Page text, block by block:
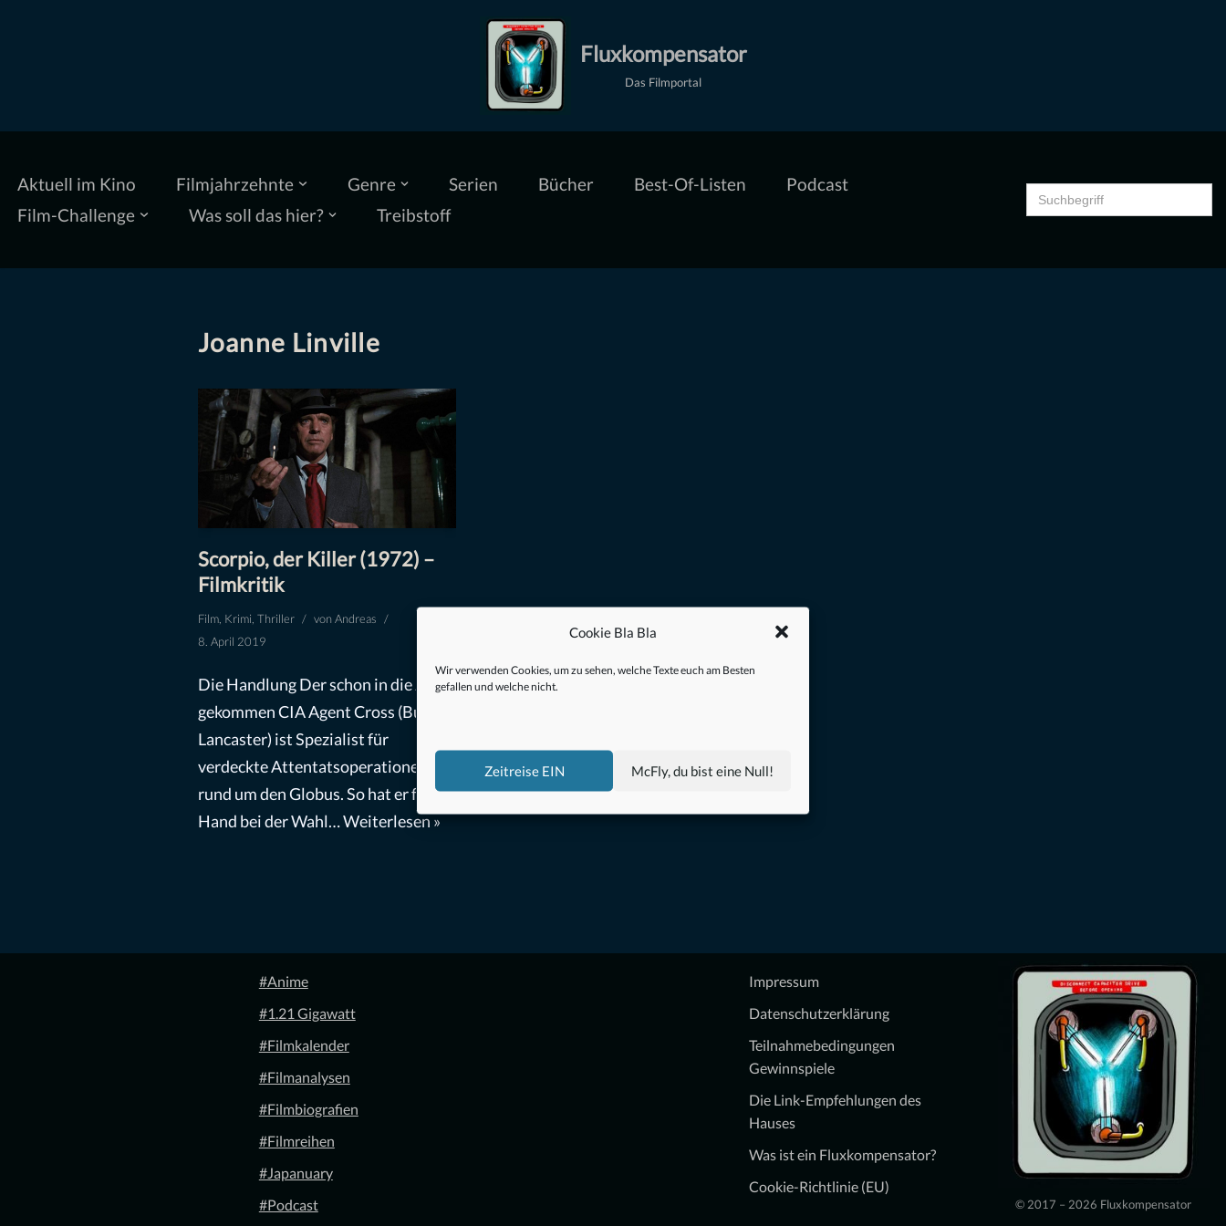
Cookie Bla Bla
Wir verwenden Cookies, um zu sehen, welche Texte euch am Besten
gefallen und welche nicht.
Zeitreise EIN McFly, du bist eine Null!
Fluxkompensator
Das Filmportal
Aktuell im Kino Filmjahrzehnte Genre Serien Bücher Best-Of-Listen
Podcast
Film-Challenge
Was soll das hier? Treibstoff
Search
for:
Joanne Linville
Scorpio, der Killer (1972) –
Filmkritik
Film, Krimi Thriller vonAndreas
8. April 2019
Die Handlung Der schon in die Jahre
gekommen CIA Agent Cross (Burt
Lancaster) ist Spezialist für
verdeckte Attentatsoperationen
rund um den Globus. So hat er freie
Hand bei der Wahl…Weiterlesen »
#Anime
#1.21 Gigawatt
#Filmkalender
#Filmanalysen
#Filmbiografien
#Filmreihen
#Japanuary
#Podcast
Impressum
Datenschutzerklärung
Teilnahmebedingungen
Gewinnspiele
Die Link-Empfehlungen des
Hauses
Was ist ein Fluxkompensator?
Cookie-Richtlinie (EU)
© 2017 – 2026 Fluxkompensator